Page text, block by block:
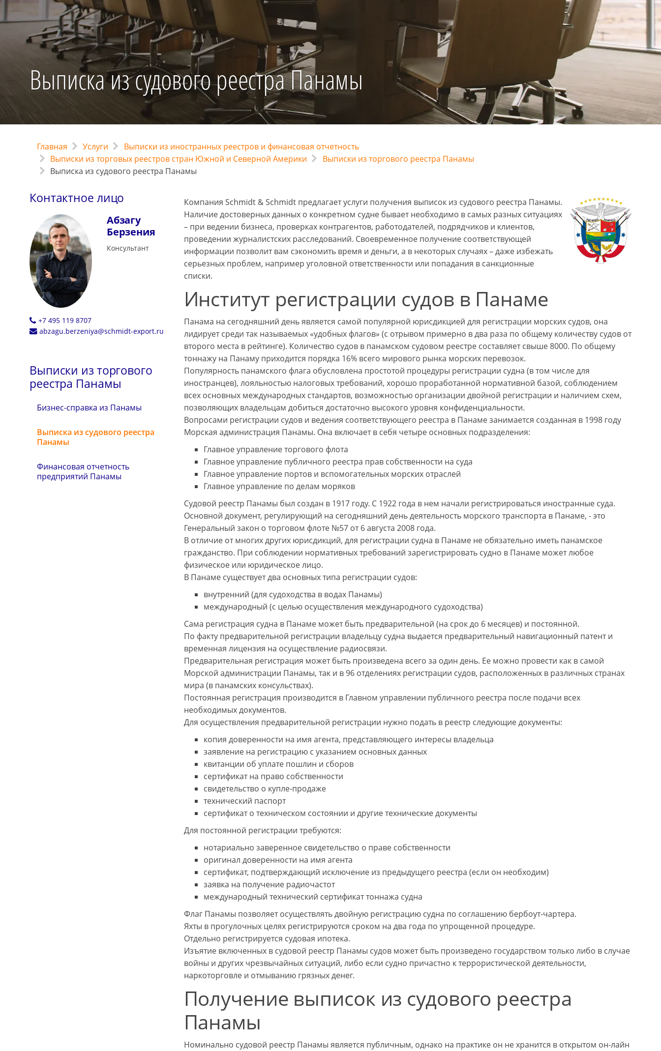
Выписка из судового реестра Панамы
Главная Услуги
Выписки из иностранных реестров и финансовая отчетность
Выписки из торговых реестров стран Южной и Северной Америки
Выписки из торгового реестра Панамы
Выписка из судового реестра Панамы
Контактное лицо
Абзагу
Берзения
Консультант
+7 495 119 8707
abzagu.berzeniya@schmidt-export.ru
Выписки из торгового
реестра Панамы
Бизнес-справка из Панамы
Выписка из судового реестра
Панамы
Финансовая отчетность
предприятий Панамы
Компания Schmidt & Schmidt предлагает услуги получения выписок из судового реестра Панамы.
Наличие достоверных данных о конкретном судне бывает необходимо в самых разных ситуациях
– при ведении бизнеса, проверках контрагентов, работодателей, подрядчиков и клиентов,
проведении журналистских расследований. Своевременное получение соответствующей
информации позволит вам сэкономить время и деньги, а в некоторых случаях – даже избежать
серьезных проблем, например уголовной ответственности или попадания в санкционные
списки.
Институт регистрации судов в Панаме
Панама на сегодняшний день является самой популярной юрисдикцией для регистрации морских судов, она
лидирует среди так называемых «удобных флагов» (с отрывом примерно в два раза по общему количеству судов от
второго места в рейтинге). Количество судов в панамском судовом реестре составляет свыше 8000. По общему
тоннажу на Панаму приходится порядка 16% всего мирового рынка морских перевозок.
Популярность панамского флага обусловлена простотой процедуры регистрации судна (в том числе для
иностранцев), лояльностью налоговых требований, хорошо проработанной нормативной базой, соблюдением
всех основных международных стандартов, возможностью организации двойной регистрации и наличием схем,
позволяющих владельцам добиться достаточно высокого уровня конфиденциальности.
Вопросами регистрации судов и ведения соответствующего реестра в Панаме занимается созданная в 1998 году
Морская администрация Панамы. Она включает в себя четыре основных подразделения:
Главное управление торгового флота
Главное управление публичного реестра прав собственности на суда
Главное управление портов и вспомогательных морских отраслей
Главное управление по делам моряков
Судовой реестр Панамы был создан в 1917 году. С 1922 года в нем начали регистрироваться иностранные суда.
Основной документ, регулирующий на сегодняшний день деятельность морского транспорта в Панаме, - это
Генеральный закон о торговом флоте №57 от 6 августа 2008 года.
В отличие от многих других юрисдикций, для регистрации судна в Панаме не обязательно иметь панамское
гражданство. При соблюдении нормативных требований зарегистрировать судно в Панаме может любое
физическое или юридическое лицо.
В Панаме существует два основных типа регистрации судов:
внутренний (для судоходства в водах Панамы)
международный (с целью осуществления международного судоходства)
Сама регистрация судна в Панаме может быть предварительной (на срок до 6 месяцев) и постоянной.
По факту предварительной регистрации владельцу судна выдается предварительный навигационный патент и
временная лицензия на осуществление радиосвязи.
Предварительная регистрация может быть произведена всего за один день. Ее можно провести как в самой
Морской администрации Панамы, так и в 96 отделениях регистрации судов, расположенных в различных странах
мира (в панамских консульствах).
Постоянная регистрация производится в Главном управлении публичного реестра после подачи всех
необходимых документов.
Для осуществления предварительной регистрации нужно подать в реестр следующие документы:
копия доверенности на имя агента, представляющего интересы владельца
заявление на регистрацию с указанием основных данных
квитанции об уплате пошлин и сборов
сертификат на право собственности
свидетельство о купле-продаже
технический паспорт
сертификат о техническом состоянии и другие технические документы
Для постоянной регистрации требуются:
нотариально заверенное свидетельство о праве собственности
оригинал доверенности на имя агента
сертификат, подтверждающий исключение из предыдущего реестра (если он необходим)
заявка на получение радиочастот
международный технический сертификат тоннажа судна
Флаг Панамы позволяет осуществлять двойную регистрацию судна по соглашению бербоут-чартера.
Яхты в прогулочных целях регистрируются сроком на два года по упрощенной процедуре.
Отдельно регистрируется судовая ипотека.
Изъятие включенных в судовой реестр Панамы судов может быть произведено государством только либо в случае
войны и других чрезвычайных ситуаций, либо если судно причастно к террористической деятельности,
наркоторговле и отмыванию грязных денег.
Получение выписок из судового реестра
Панамы
Номинально судовой реестр Панамы является публичным, однако на практике он не хранится в открытом он-лайн